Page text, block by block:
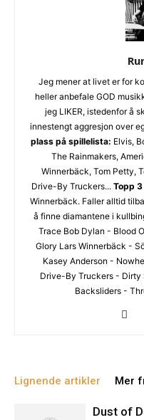
Jeg mener at livet er for
heller anbefale GOD
jeg LIKER, istedenfor å
innestengt aggresjon over
plass på spillelista: Elvis,
The Rainmakers,
Winnerbäck, Tom Petty,
Drive-By Truckers... Topp
Winnerbäck. Faller alltid
å finne diamantene i
Trace Bob Dylan - Blood
Glory Lars Winnerbäck -
Kasey Anderson -
Drive-By Truckers - Dirty
Backsliders -
Lignende artikler Mer
Dust of